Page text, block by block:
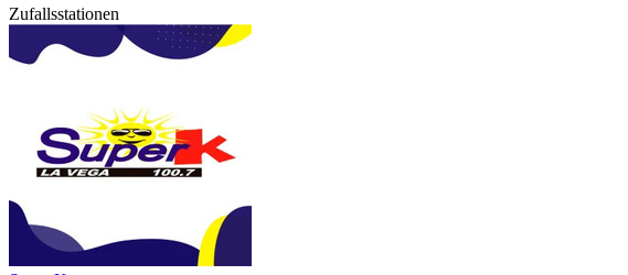
Zufallsstationen